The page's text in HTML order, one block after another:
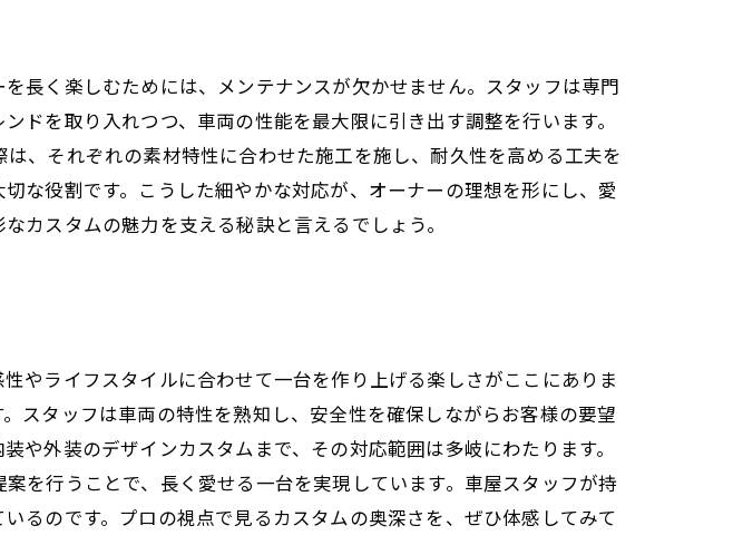
長く楽しむためには、メンテナンスが欠かせません。スタッフは専門
を取り入れつつ、車両の性能を最大限に引き出す調整を行います。
、それぞれの素材特性に合わせた施工を施し、耐久性を高める工夫を
な役割です。こうした細やかな対応が、オーナーの理想を形にし、愛
カスタムの魅力を支える秘訣と言えるでしょう。
やライフスタイルに合わせて一台を作り上げる楽しさがここにありま
スタッフは車両の特性を熟知し、安全性を確保しながらお客様の要望
外装のデザインカスタムまで、その対応範囲は多岐にわたります。
を行うことで、長く愛せる一台を実現しています。車屋スタッフが持
るのです。プロの視点で見るカスタムの奥深さを、ぜひ体感してみて